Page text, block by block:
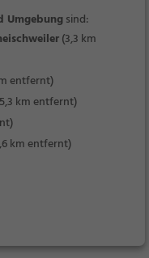
Umgebungsind:
(3,3 km
entfernt)
km entfernt)
km entfernt)